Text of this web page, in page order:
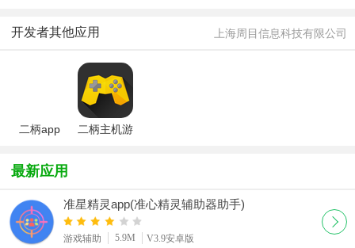
2026
开发者其他应用 上海周目信息科技有限公司
二柄app
二柄主机游
最新应用
准星精灵app(准心精灵辅助器助手)
游戏辅助 5.9M V3.9安卓版